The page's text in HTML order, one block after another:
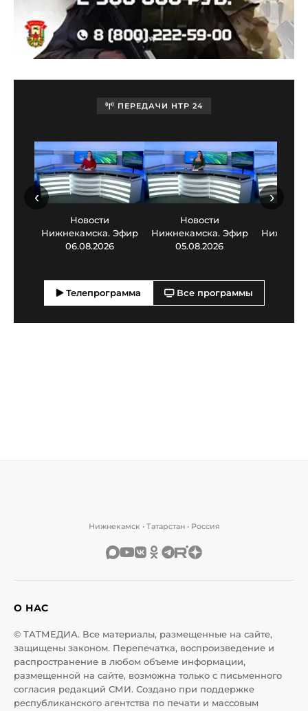
ПЕРЕДАЧИ НТР 24
Новости
Нижнекамска. Эфир
06.08.2026
Новости
Нижнекамска. Эфир
05.08.2026
‹ ›
Телепрограмма Все программы
Нижнекамск • Татарстан • Россия
О НАС
© ТАТМЕДИА. Все материалы, размещенные на сайте,
защищены законом. Перепечатка, воспроизведение и
распространение в любом объеме информации,
размещенной на сайте, возможна только с письменного
согласия редакций СМИ. Создано при поддержке
республиканского агентства по печати и массовым